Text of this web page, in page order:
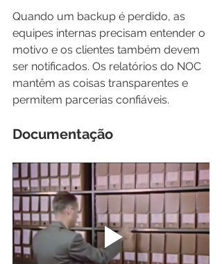
Quando um backup é perdido, as
equipes internas precisam entender o
motivo e os clientes também devem
ser notificados. Os relatórios do NOC
mantêm as coisas transparentes e
permitem parcerias confiáveis.
Documentação